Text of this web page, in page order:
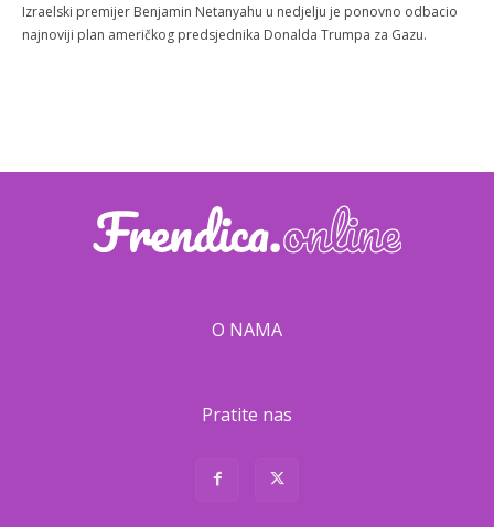
Izraelski premijer Benjamin Netanyahu u nedjelju je ponovno odbacio
najnoviji plan američkog predsjednika Donalda Trumpa za Gazu.
O NAMA
Pratite nas